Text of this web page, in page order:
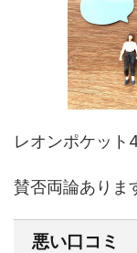
レオンポケット
賛否両論ありま
悪い口コミ